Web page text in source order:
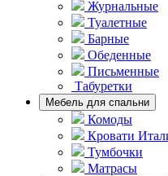
Журнальные
Туалетные
Барные
Обеденные
Письменные
Табуретки
Мебель для спальни
Комоды
Кровати
Тумбочки
Матрасы